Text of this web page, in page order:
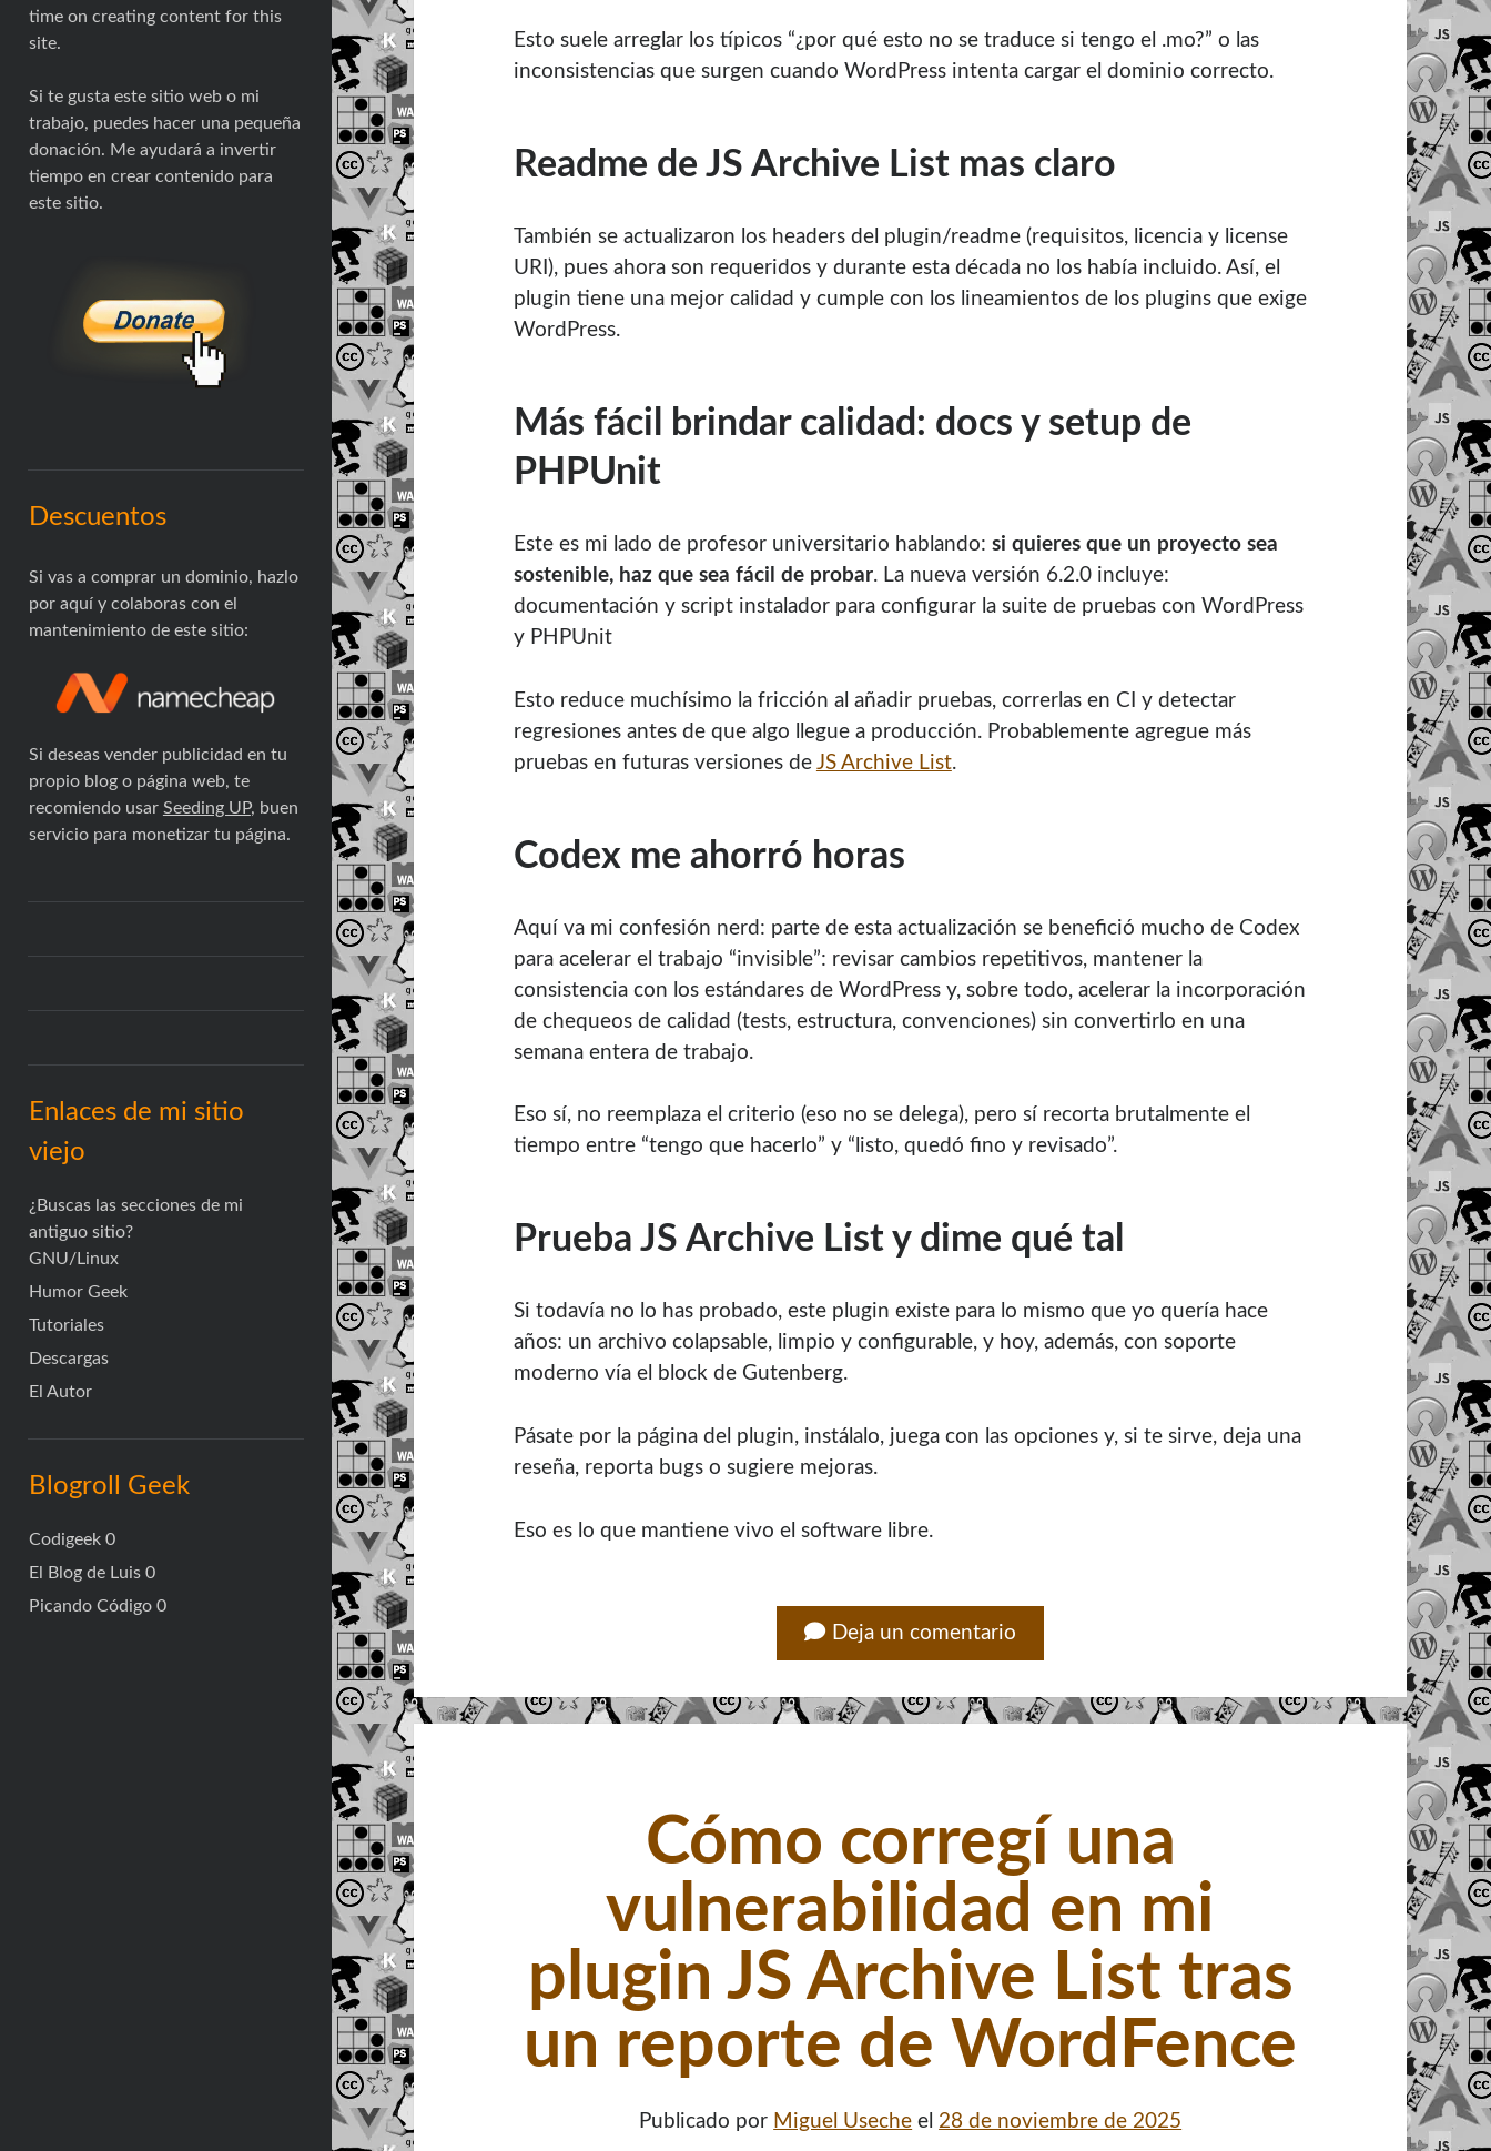
time on creating content for this
site.
Si te gusta este sitio web o mi
trabajo, puedes hacer una pequeña
donación. Me ayudará a invertir
tiempo en crear contenido para
este sitio.
Descuentos
Si vas a comprar un dominio, hazlo
por aquí y colaboras con el
mantenimiento de este sitio:
Si deseas vender publicidad en tu
propio blog o página web, te
recomiendo usar Seeding UP, buen
servicio para monetizar tu página.
Enlaces de mi sitio
viejo
¿Buscas las secciones de mi
antiguo sitio?
GNU/Linux
Humor Geek
Tutoriales
Descargas
El Autor
Blogroll Geek
Codigeek0
El Blog de Luis0
Picando Código0
Esto suele arreglar los típicos “¿por qué esto no se traduce si tengo el .mo?” o las
inconsistencias que surgen cuando WordPress intenta cargar el dominio correcto.
Readme de JS Archive List mas claro
También se actualizaron los headers del plugin/readme (requisitos, licencia y license
URI), pues ahora son requeridos y durante esta década no los había incluido. Así, el
plugin tiene una mejor calidad y cumple con los lineamientos de los plugins que exige
WordPress.
Más fácil brindar calidad: docs y setup de
PHPUnit
Este es mi lado de profesor universitario hablando: si quieres que un proyecto sea
sostenible, haz que sea fácil de probar. La nueva versión 6.2.0 incluye:
documentación y script instalador para configurar la suite de pruebas con WordPress
y PHPUnit
Esto reduce muchísimo la fricción al añadir pruebas, correrlas en CI y detectar
regresiones antes de que algo llegue a producción. Probablemente agregue más
pruebas en futuras versiones de JS Archive List.
Codex me ahorró horas
Aquí va mi confesión nerd: parte de esta actualización se benefició mucho de Codex
para acelerar el trabajo “invisible”: revisar cambios repetitivos, mantener la
consistencia con los estándares de WordPress y, sobre todo, acelerar la incorporación
de chequeos de calidad (tests, estructura, convenciones) sin convertirlo en una
semana entera de trabajo.
Eso sí, no reemplaza el criterio (eso no se delega), pero sí recorta brutalmente el
tiempo entre “tengo que hacerlo” y “listo, quedó fino y revisado”.
Prueba JS Archive List y dime qué tal
Si todavía no lo has probado, este plugin existe para lo mismo que yo quería hace
años: un archivo colapsable, limpio y configurable, y hoy, además, con soporte
moderno vía el block de Gutenberg.
Pásate por la página del plugin, instálalo, juega con las opciones y, si te sirve, deja una
reseña, reporta bugs o sugiere mejoras.
Eso es lo que mantiene vivo el software libre.
Deja un comentario
Cómo corregí una
vulnerabilidad en mi
plugin JS Archive List tras
un reporte de WordFence
Publicado por Miguel Useche el 28 de noviembre de 2025